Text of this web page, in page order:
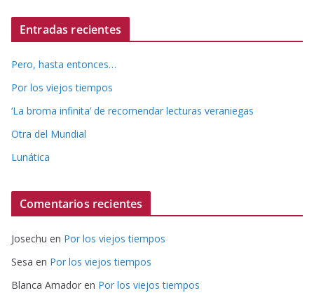
Entradas recientes
Pero, hasta entonces…
Por los viejos tiempos
‘La broma infinita’ de recomendar lecturas veraniegas
Otra del Mundial
Lunática
Comentarios recientes
Josechu en Por los viejos tiempos
Sesa en Por los viejos tiempos
Blanca Amador en Por los viejos tiempos